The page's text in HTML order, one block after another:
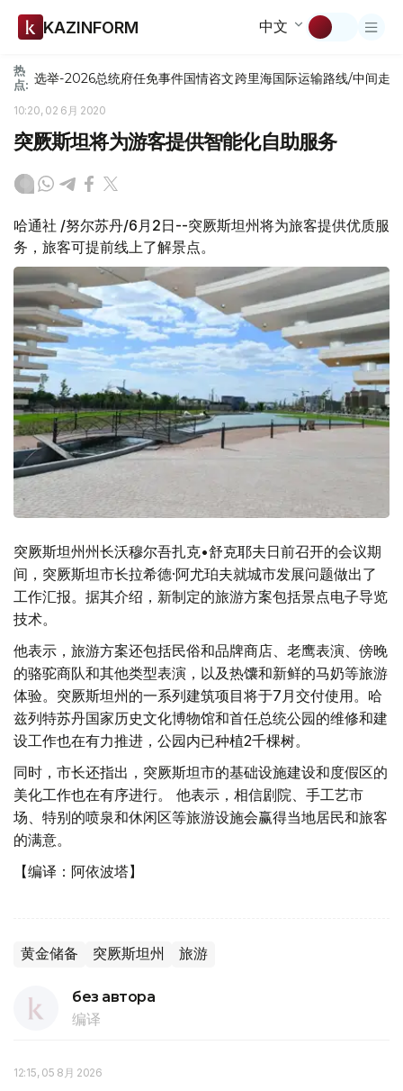
KAZINFORM 中文
热
点: 选举-2026总统府任免事件国情咨文跨里海国际运输路线/中间走廊
10:20, 02 6月 2020
突厥斯坦将为游客提供智能化自助服务
哈通社 /努尔苏丹/6月2日--突厥斯坦州将为旅客提供优质服
务，旅客可提前线上了解景点。
突厥斯坦州州长沃穆尔吾扎克•舒克耶夫日前召开的会议期
间，突厥斯坦市长拉希德·阿尤珀夫就城市发展问题做出了
工作汇报。据其介绍，新制定的旅游方案包括景点电子导览
技术。
他表示，旅游方案还包括民俗和品牌商店、老鹰表演、傍晚
的骆驼商队和其他类型表演，以及热馕和新鲜的马奶等旅游
体验。突厥斯坦州的一系列建筑项目将于7月交付使用。哈
兹列特苏丹国家历史文化博物馆和首任总统公园的维修和建
设工作也在有力推进，公园内已种植2千棵树。
同时，市长还指出，突厥斯坦市的基础设施建设和度假区的
美化工作也在有序进行。 他表示，相信剧院、手工艺市
场、特别的喷泉和休闲区等旅游设施会赢得当地居民和旅客
的满意。
【编译：阿依波塔】
黄金储备 突厥斯坦州 旅游
без автора
编译
12:15, 05 8月 2026